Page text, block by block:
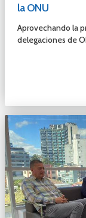
la ONU
Aprovechando la
delegaciones de